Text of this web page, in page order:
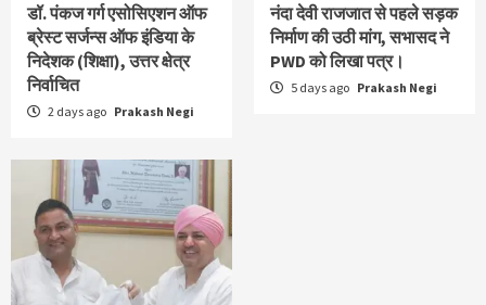
डॉ. पंकज गर्ग एसोसिएशन ऑफ
ब्रेस्ट सर्जन्स ऑफ इंडिया के
निदेशक (शिक्षा), उत्तर क्षेत्र
निर्वाचित
2 days ago Prakash Negi
नंदा देवी राजजात से पहले सड़क
निर्माण की उठी मांग, सभासद ने
PWD को लिखा पत्र।
5 days ago Prakash Negi